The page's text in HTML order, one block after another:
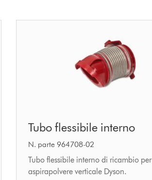
flessibile
interno
Tubo flessibile interno
N. parte 964708-02
Tubo flessibile interno di ricambio per
aspirapolvere verticale Dyson.